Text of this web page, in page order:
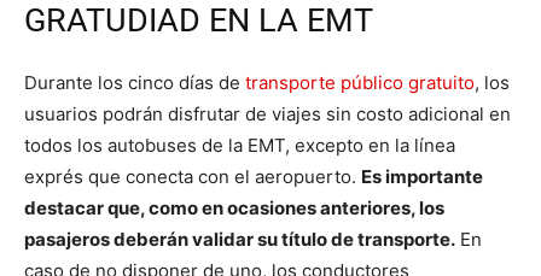
GRATUDIAD EN LA EMT
Durante los cinco días de transporte público gratuito, los
usuarios podrán disfrutar de viajes sin costo adicional en
todos los autobuses de la EMT, excepto en la línea
exprés que conecta con el aeropuerto. Es importante
destacar que, como en ocasiones anteriores, los
pasajeros deberán validar su título de transporte. En
caso de no disponer de uno, los conductores